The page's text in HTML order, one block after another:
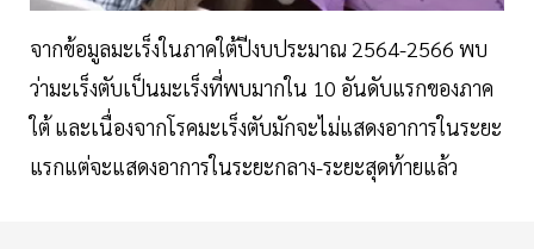
จากข้อมูลมะเร็งในภาคใต้ปีงบประมาณ 2564-2566 พบ
ว่ามะเร็งตับเป็นมะเร็งที่พบมากใน 10 อันดับแรกของภาค
ใต้ และเนื่องจากโรคมะเร็งตับมักจะไม่แสดงอาการในระยะ
แรกแต่จะแสดงอาการในระยะกลาง-ระยะสุดท้ายแล้ว